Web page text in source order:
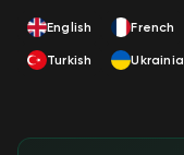
English French
Turkish